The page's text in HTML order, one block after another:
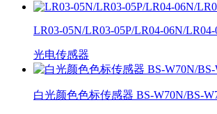
LR03-05N/LR03-05P/LR04-06N/LR04-
光电传感器
白光颜色色标传感器 BS-W70N/BS-